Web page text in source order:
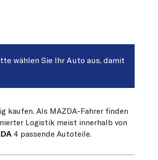
wählen Sie Ihr Auto aus, damit
kaufen. Als MAZDA-Fahrer finden
Logistik meist innerhalb von
4 passende Autoteile.